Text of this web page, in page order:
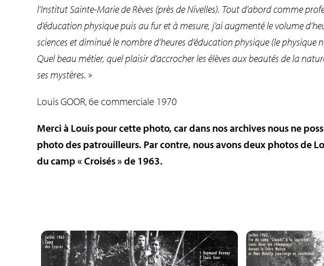
l’Institut Sainte-Marie de Rèves (près de Nivelles). Tout d’abord comme
d’éducation physique puis au fur et à mesure, j’ai augmenté le volume
sciences et diminué le nombre d’heures d’éducation physique (le physique
Quel beau métier, quel plaisir d’accrocher les élèves aux beautés de la
ses mystères. »
Louis GOOR, 6e commerciale 1970
Merci à Louis pour cette photo, car dans nos archives nous ne
photo des patrouilleurs. Par contre, nous avons deux photos de
du camp « Croisés » de 1963.